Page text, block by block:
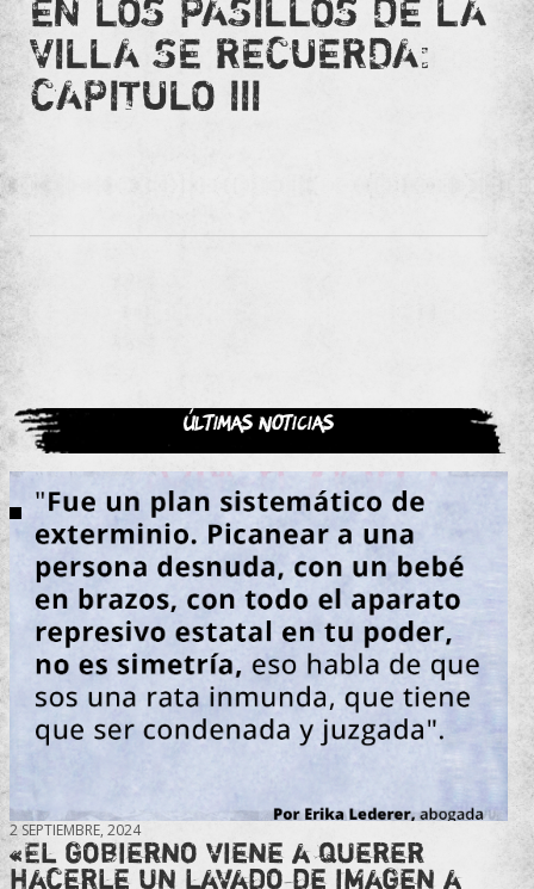
EN LOS PASILLOS DE LA
VILLA SE RECUERDA:
CAPITULO III
Últimas noticias
2 SEPTIEMBRE, 2024
«El gobierno viene a querer
hacerle un lavado de imagen a